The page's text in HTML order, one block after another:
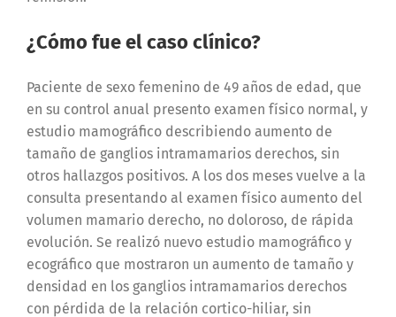
¿Cómo fue el caso clínico?
Paciente de sexo femenino de 49 años de edad, que
en su control anual presento examen físico normal, y
estudio mamográfico describiendo aumento de
tamaño de ganglios intramamarios derechos, sin
otros hallazgos positivos. A los dos meses vuelve a la
consulta presentando al examen físico aumento del
volumen mamario derecho, no doloroso, de rápida
evolución. Se realizó nuevo estudio mamográfico y
ecográfico que mostraron un aumento de tamaño y
densidad en los ganglios intramamarios derechos
con pérdida de la relación cortico-hiliar, sin